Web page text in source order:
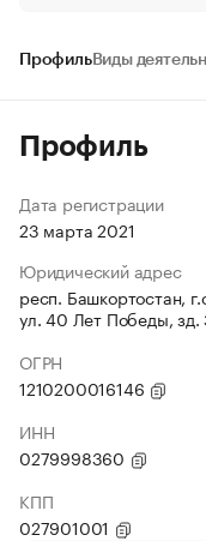
ПрофильВиды
Профиль
Дата регистрации
23 марта 2021
Юридический адрес
респ. Башкортостан,
ул. 40 Лет Победы, зд.
ОГРН
1210200016146
ИНН
0279998360
КПП
027901001